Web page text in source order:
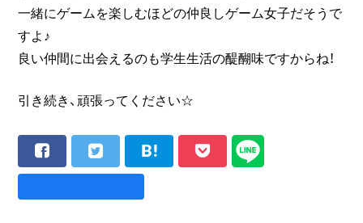
一緒にゲームを楽しむほどの仲良しゲーム女子だそうで
すよ♪
良い仲間に出会えるのも学生生活の醍醐味ですからね！
引き続き、頑張ってください☆